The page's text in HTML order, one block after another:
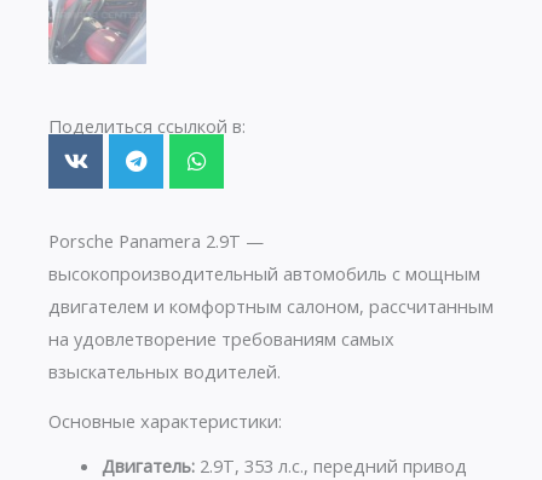
Поделиться ссылкой в:
Porsche Panamera 2.9T —
высокопроизводительный автомобиль с мощным
двигателем и комфортным салоном, рассчитанным
на удовлетворение требованиям самых
взыскательных водителей.
Основные характеристики:
Двигатель:2.9T, 353 л.с., передний привод